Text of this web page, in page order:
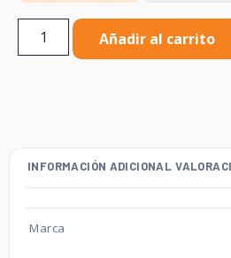
Añadir al carrito
INFORMACIÓN ADICIONAL
Marca